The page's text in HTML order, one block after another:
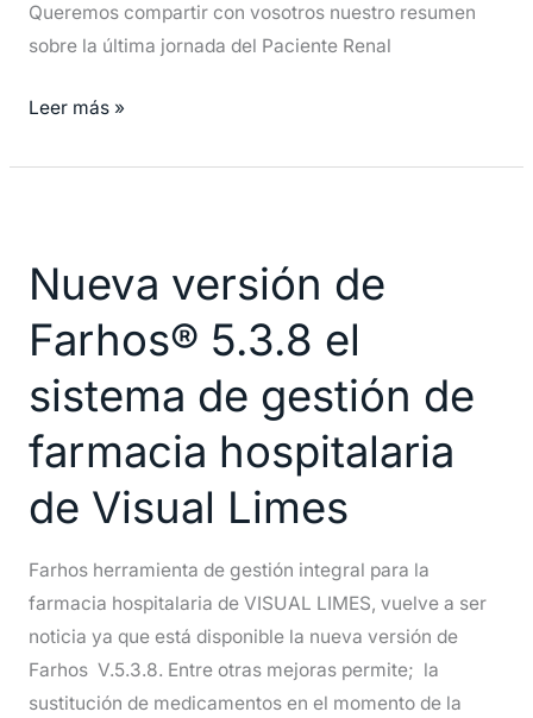
Queremos compartir con vosotros nuestro resumen
sobre la última jornada del Paciente Renal
Leer más »
Nueva versión de
Farhos® 5.3.8 el
sistema de gestión de
farmacia hospitalaria
de Visual Limes
Farhos herramienta de gestión integral para la
farmacia hospitalaria de VISUAL LIMES, vuelve a ser
noticia ya que está disponible la nueva versión de
Farhos V.5.3.8. Entre otras mejoras permite; la
sustitución de medicamentos en el momento de la
de
5.3.8
sistema
de
de
hospitalaria
de
Visual
Limes